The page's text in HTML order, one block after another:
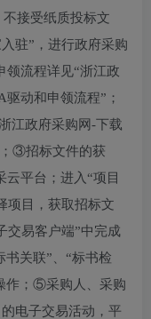
不接受纸质投标文
驻”，进行政府采购
流程详见“浙江政
动和申领流程”；
江政府采购网-下载
③招标文件的获
平台；进入“项目
项目，获取招标文
交易客户端”中完成
书关联”、“标书检
作；⑤采购人、采购
电子交易活动，平